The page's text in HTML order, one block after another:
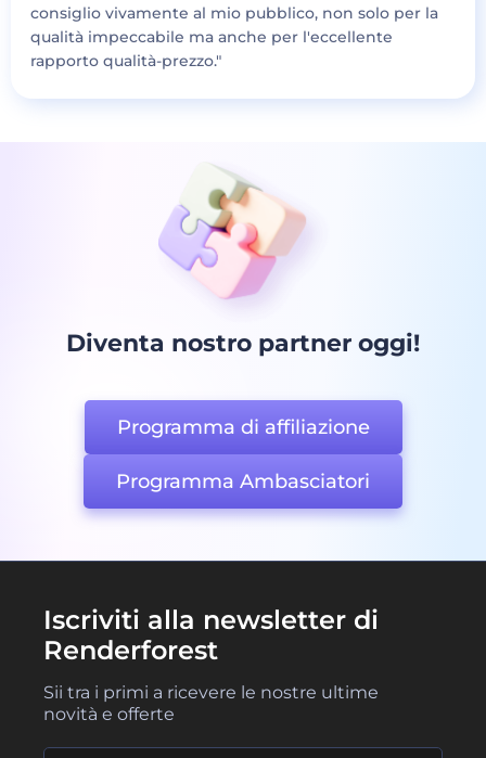
consiglio vivamente al mio pubblico, non solo per la
qualità impeccabile ma anche per l'eccellente
rapporto qualità-prezzo."
Diventa nostro partner oggi!
Programma di affiliazione
Programma Ambasciatori
Iscriviti alla newsletter di
Renderforest
Sii tra i primi a ricevere le nostre ultime
novità e offerte